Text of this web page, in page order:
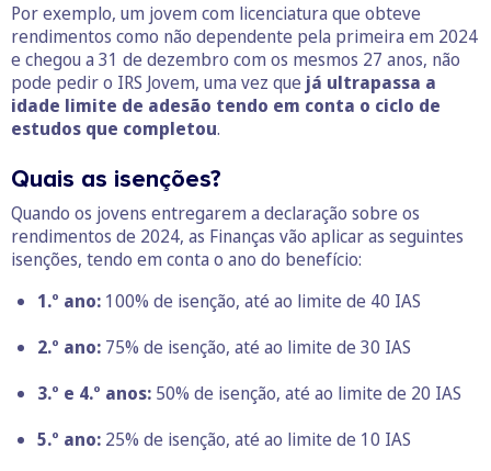
Por exemplo, um jovem com licenciatura que obteve
rendimentos como não dependente pela primeira em 2024
e chegou a 31 de dezembro com os mesmos 27 anos, não
pode pedir o IRS Jovem, uma vez que já ultrapassa a
idade limite de adesão tendo em conta o ciclo de
estudos que completou.
Quais as isenções?
Quando os jovens entregarem a declaração sobre os
rendimentos de 2024, as Finanças vão aplicar as seguintes
isenções, tendo em conta o ano do benefício:
1.º ano: 100% de isenção, até ao limite de 40 IAS
2.º ano: 75% de isenção, até ao limite de 30 IAS
3.º e 4.º anos: 50% de isenção, até ao limite de 20 IAS
5.º ano: 25% de isenção, até ao limite de 10 IAS